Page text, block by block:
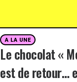
A LA UNE
Le chocolat «
est de retour…